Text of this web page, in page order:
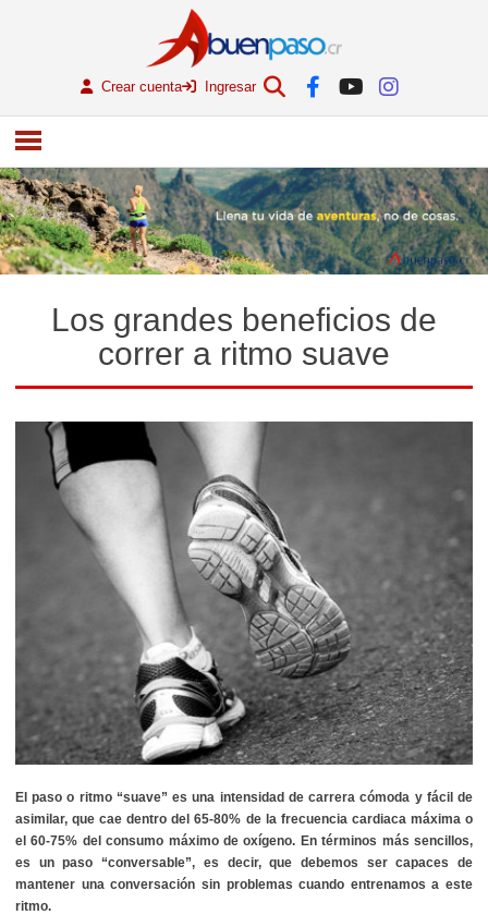
Crear cuenta Ingresar
Los grandes beneficios de
correr a ritmo suave
El paso o ritmo “suave” es una intensidad de carrera cómoda y fácil de
asimilar, que cae dentro del 65-80% de la frecuencia cardiaca máxima o
el 60-75% del consumo máximo de oxígeno. En términos más sencillos,
es un paso “conversable”, es decir, que debemos ser capaces de
mantener una conversación sin problemas cuando entrenamos a este
ritmo.